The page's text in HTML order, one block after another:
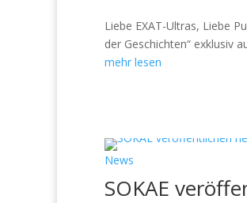
Liebe EXAT-Ultras, Liebe
der Geschichten“ exklusiv
mehr lesen
News
SOKAE